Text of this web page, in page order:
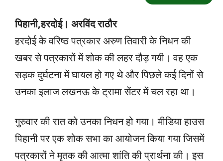
पिहानी,हरदोई। अरविंद राठौर
हरदोई के वरिष्ठ पत्रकार अरुण तिवारी के निधन की
खबर से पत्रकारों में शोक की लहर दौड़ गयी। वह एक
सड़क दुर्घटना में घायल हो गए थे और पिछले कई दिनों से
उनका इलाज लखनऊ के ट्रामा सेंटर में चल रहा था।
गुरुवार की रात को उनका निधन हो गया। मीडिया हाउस
पिहानी पर एक शोक सभा का आयोजन किया गया जिसमें
पत्रकारों ने मृतक की आत्मा शांति की प्रार्थना की। इस